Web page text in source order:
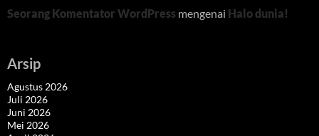
Seorang Komentator WordPress mengenai Halo dunia!
Arsip
Agustus 2026
Juli 2026
Juni 2026
Mei 2026